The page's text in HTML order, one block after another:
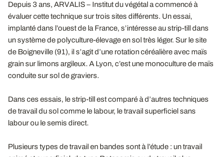
Depuis 3 ans, ARVALIS – Institut du végétal a commencé à
évaluer cette technique sur trois sites différents. Un essai,
implanté dans l’ouest de la France, s’intéresse au strip-till dans
un système de polyculture-élevage en sol très léger. Sur le site
de Boigneville (91), il s’agit d’une rotation céréalière avec maïs
grain sur limons argileux. A Lyon, c’est une monoculture de maïs
conduite sur sol de graviers.
Dans ces essais, le strip-till est comparé à d’autres techniques
de travail du sol comme le labour, le travail superficiel sans
labour ou le semis direct.
Plusieurs types de travail en bandes sont à l’étude : un travail